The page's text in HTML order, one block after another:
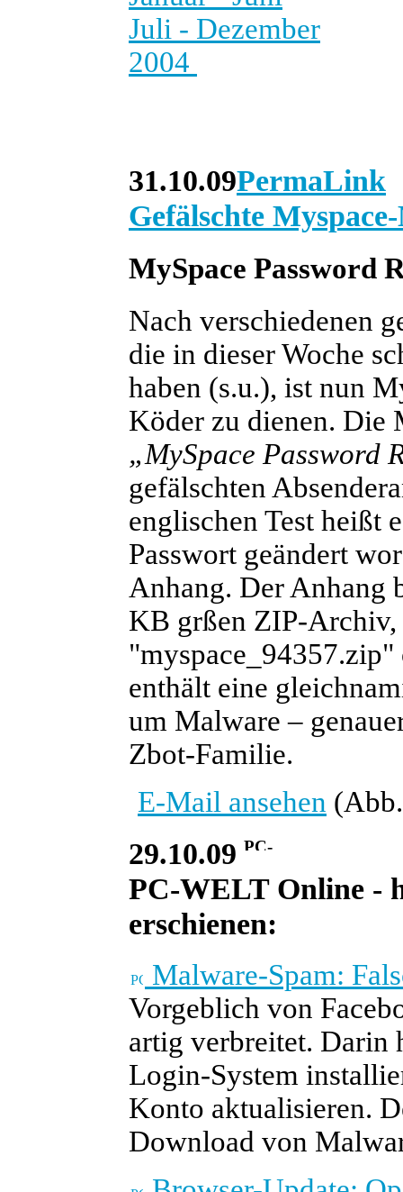
Juli - Dezember
2004
31.10.09PermaLink
Gefälschte
MySpace Password
Nach verschiedenen
die in dieser Woche
haben (s.u.), ist nun
Köder zu dienen. Die
„MySpace Password
gefälschten
englischen Test heißt
Passwort geändert
Anhang. Der Anhang
KB grßen ZIP-Archiv,
enthält eine
um Malware –
Zbot-Familie.
E-Mail ansehen
29.10.09
PC-WELT Online -
erschienen:
Malware-Spam:
Vorgeblich von
artig verbreitet. Darin
Login-System
Konto aktualisieren.
Download von